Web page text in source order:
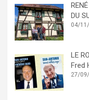
DU
04/
LE
Fred
27/